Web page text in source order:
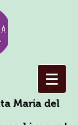
Maria del